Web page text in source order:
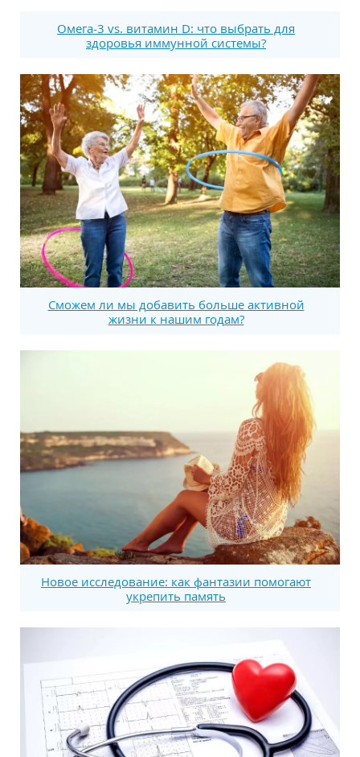
Омега-3 vs. витамин D: что выбрать для
здоровья иммунной системы?
Сможем ли мы добавить больше активной
жизни к нашим годам?
Новое исследование: как фантазии помогают
укрепить память